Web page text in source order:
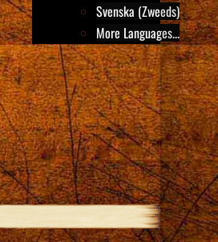
Svenska (Zweeds)
More Languages...